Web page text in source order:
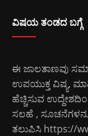
ವಿಷಯ ತಂಡದ ಬಗ್ಗೆ
ಈ ಜಾಲತಾಣವು
ಉಪಯುಕ್ತ ವಿಷ್ಯ,
ಹೆಚ್ಚಿಸುವ
ಸಲಹೆ ,
ತಲುಪಿಸಿ https://